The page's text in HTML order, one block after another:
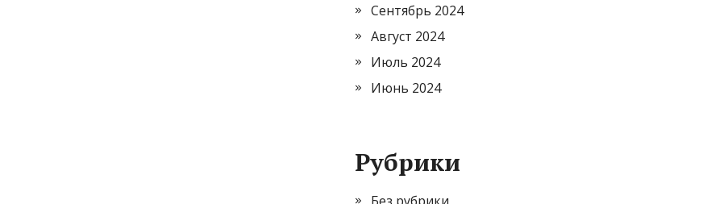
Сентябрь 2024
Август 2024
Июль 2024
Июнь 2024
Рубрики